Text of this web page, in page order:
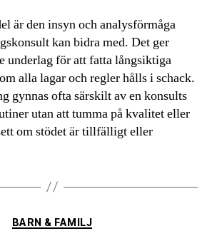
är den insyn och analysförmåga
kan bidra med. Det ger
underlag för att fatta långsiktiga
alla lagar och regler hålls i schack.
gynnas ofta särskilt av en konsults
utan att tumma på kvalitet eller
om stödet är tillfälligt eller
Kategorier
BARN & FAMILJ